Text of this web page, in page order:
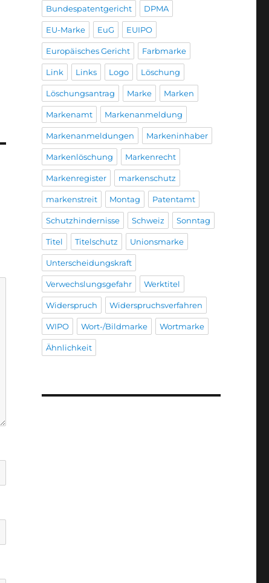
Bundespatentgericht DPMA
EU-Marke EuG EUIPO
Europäisches Gericht Farbmarke
Link Links Logo Löschung
Löschungsantrag Marke Marken
Markenamt Markenanmeldung
Markenanmeldungen Markeninhaber
Markenlöschung Markenrecht
Markenregister markenschutz
markenstreit Montag Patentamt
Schutzhindernisse Schweiz Sonntag
Titel Titelschutz Unionsmarke
Unterscheidungskraft
Verwechslungsgefahr Werktitel
Widerspruch Widerspruchsverfahren
WIPO Wort-/Bildmarke Wortmarke
Ähnlichkeit